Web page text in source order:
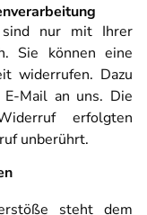
sind nur mit Ihrer
Sie können eine
widerrufen. Dazu
Mail an uns. Die
erfolgten
unberührt.
steht dem